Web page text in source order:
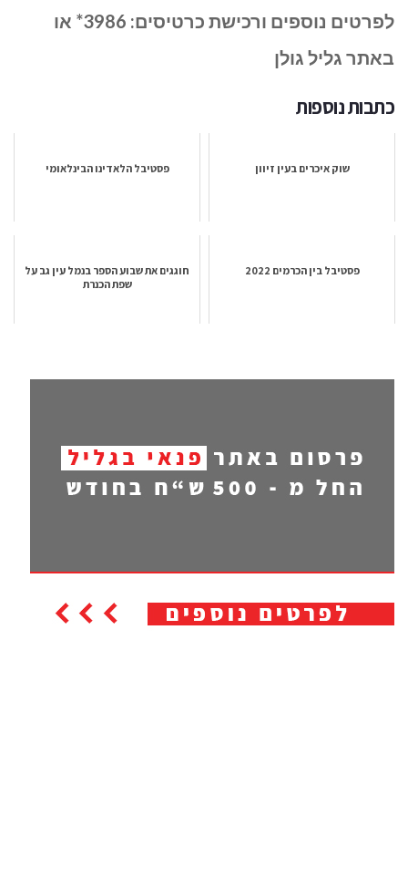
לפרטים נוספים ורכישת כרטיסים: 3986* או
באתר גליל גולן
כתבות נוספות
שוק איכרים בעין זיוון פסטיבל הלאדינו הבינלאומי
פסטיבל בין הכרמים 2022
חוגגים את שבוע הספר בנמל עין גב על
שפת הכנרת